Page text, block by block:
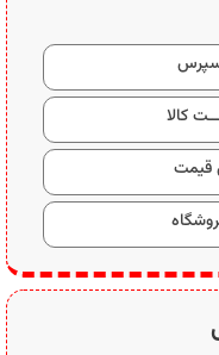
کالا
قیمت